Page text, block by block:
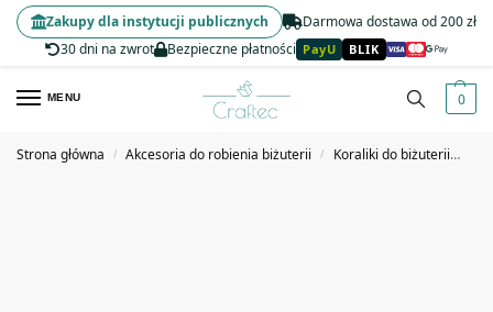
Darmowa dostawa od 200 zł
30 dni na zwrot
Bezpieczne płatności PayU BLIK
Zakupy dla instytucji publicznych
MENU 0
Strona główna / Akcesoria do robienia biżuterii / Koraliki do biżuterii